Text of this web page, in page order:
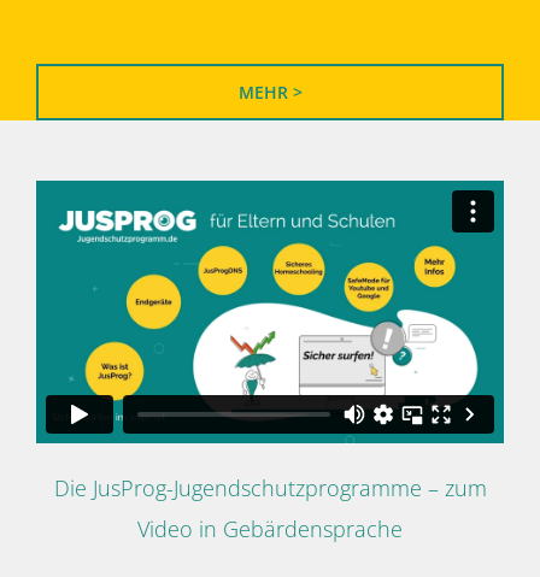
MEHR >
Die JusProg-Jugendschutzprogramme – zum
Video in Gebärdensprache